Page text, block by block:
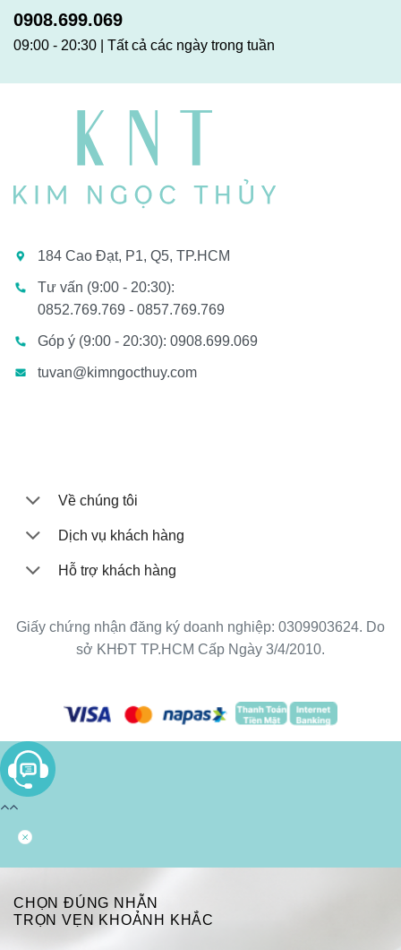
0908.699.069
09:00 - 20:30 | Tất cả các ngày trong tuần
184 Cao Đạt, P1, Q5, TP.HCM
Tư vấn (9:00 - 20:30):
0852.769.769 - 0857.769.769
Góp ý (9:00 - 20:30): 0908.699.069
tuvan@kimngocthuy.com
Về chúng tôi
Dịch vụ khách hàng
Hỗ trợ khách hàng
Giấy chứng nhận đăng ký doanh nghiệp: 0309903624. Do
sở KHĐT TP.HCM Cấp Ngày 3/4/2010.
CHỌN ĐÚNG NHẪN
TRỌN VẸN KHOẢNH KHẮC